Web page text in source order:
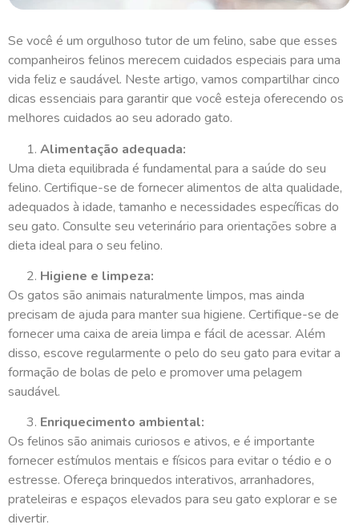
Se você é um orgulhoso tutor de um felino, sabe que esses
companheiros felinos merecem cuidados especiais para uma
vida feliz e saudável. Neste artigo, vamos compartilhar cinco
dicas essenciais para garantir que você esteja oferecendo os
melhores cuidados ao seu adorado gato.
Alimentação adequada:
Uma dieta equilibrada é fundamental para a saúde do seu
felino. Certifique-se de fornecer alimentos de alta qualidade,
adequados à idade, tamanho e necessidades específicas do
seu gato. Consulte seu veterinário para orientações sobre a
dieta ideal para o seu felino.
Higiene e limpeza:
Os gatos são animais naturalmente limpos, mas ainda
precisam de ajuda para manter sua higiene. Certifique-se de
fornecer uma caixa de areia limpa e fácil de acessar. Além
disso, escove regularmente o pelo do seu gato para evitar a
formação de bolas de pelo e promover uma pelagem
saudável.
Enriquecimento ambiental:
Os felinos são animais curiosos e ativos, e é importante
fornecer estímulos mentais e físicos para evitar o tédio e o
estresse. Ofereça brinquedos interativos, arranhadores,
prateleiras e espaços elevados para seu gato explorar e se
divertir.